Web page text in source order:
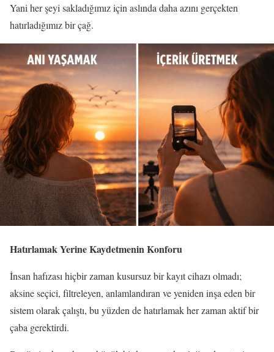
Yani her şeyi sakladığımız için aslında daha azını gerçekten
hatırladığımız bir çağ.
Hatırlamak Yerine Kaydetmenin Konforu
İnsan hafızası hiçbir zaman kusursuz bir kayıt cihazı olmadı;
aksine seçici, filtreleyen, anlamlandıran ve yeniden inşa eden bir
sistem olarak çalıştı, bu yüzden de hatırlamak her zaman aktif bir
çaba gerektirdi.